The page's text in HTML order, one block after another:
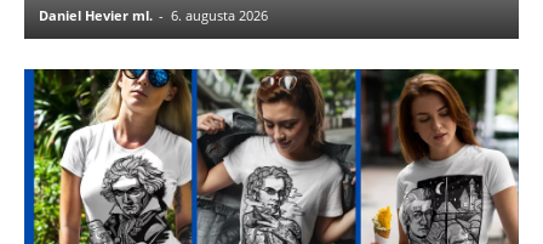
Daniel Hevier ml. - 6. augusta 2026